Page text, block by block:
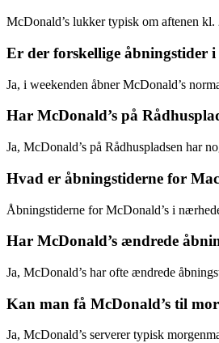
McDonald’s lukker typisk om aftenen kl.
Er der forskellige åbningstider i
Ja, i weekenden åbner McDonald’s
Har McDonald’s på
Ja, McDonald’s på Rådhuspladsen har
Hvad er åbningstiderne for
Åbningstiderne for McDonald’s i
Har McDonald’s ændrede
Ja, McDonald’s har ofte ændrede
Kan man få McDonald’s til
Ja, McDonald’s serverer typisk